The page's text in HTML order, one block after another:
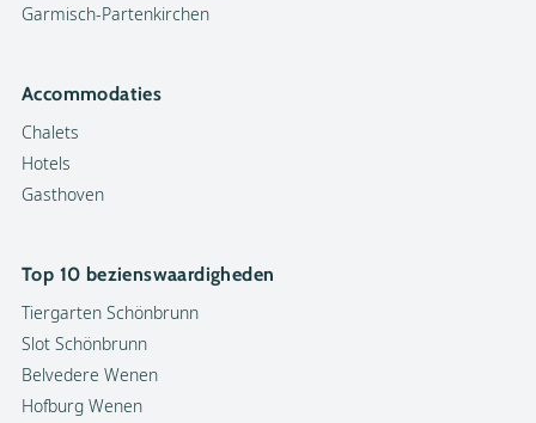
Garmisch-Partenkirchen
Accommodaties
Chalets
Hotels
Gasthoven
Top 10 bezienswaardigheden
Tiergarten Schönbrunn
Slot Schönbrunn
Belvedere Wenen
Hofburg Wenen